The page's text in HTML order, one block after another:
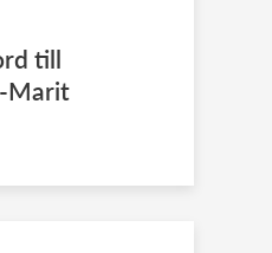
till
Marit